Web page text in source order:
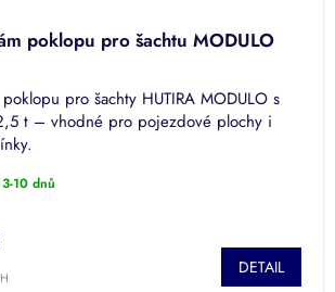
poklopu pro šachtu MODULO
pro šachty HUTIRA MODULO s
t – vhodné pro pojezdové plochy i
10 dnů
DETAIL